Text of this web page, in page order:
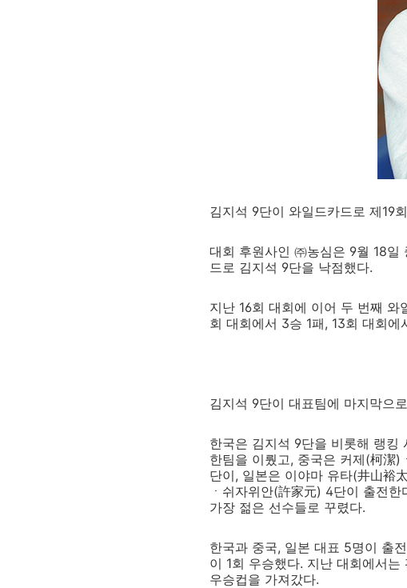
김지석 9단이 와일드카드로 제19
대회 후원사인 ㈜농심은 9월 18일
드로 김지석 9단을 낙점했다.
지난 16회 대회에 이어 두 번째 와
회 대회에서 3승 1패, 13회 대회
김지석 9단이 대표팀에 마지막으
한국은 김지석 9단을 비롯해 랭킹
한팀을 이뤘고, 중국은 커제(柯潔
단이, 일본은 이야마 유타(井山裕
ㆍ쉬자위안(許家元) 4단이 출전
가장 젊은 선수들로 꾸렸다.
한국과 중국, 일본 대표 5명이 출
이 1회 우승했다. 지난 대회에서
우승컵을 가져갔다.